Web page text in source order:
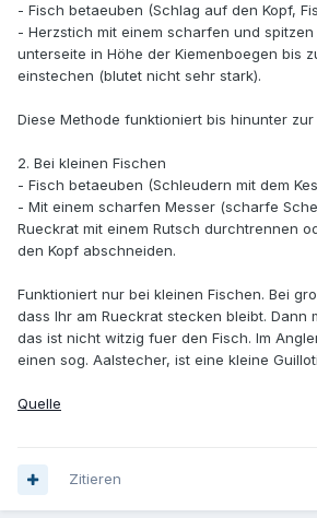
- Fisch betaeuben (Schlag auf den Kopf,
- Herzstich mit einem scharfen und
unterseite in Höhe der Kiemenboegen bis
einstechen (blutet nicht sehr stark).
Diese Methode funktioniert bis hinunter zur
2. Bei kleinen Fischen
- Fisch betaeuben (Schleudern mit dem
- Mit einem scharfen Messer (scharfe
Rueckrat mit einem Rutsch durchtrennen
den Kopf abschneiden.
Funktioniert nur bei kleinen Fischen. Bei
dass Ihr am Rueckrat stecken bleibt. Dann
das ist nicht witzig fuer den Fisch. Im
einen sog. Aalstecher, ist eine kleine
Quelle
Zitieren